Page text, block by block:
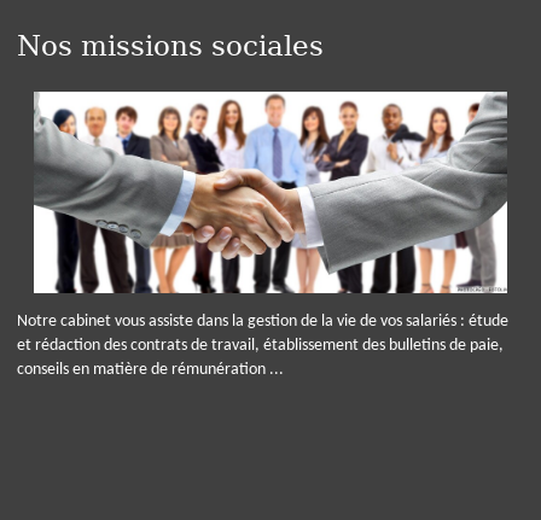
Nos missions sociales
Notre cabinet vous assiste dans la gestion de la vie de vos salariés : étude
et rédaction des contrats de travail, établissement des bulletins de paie,
conseils en matière de rémunération ...